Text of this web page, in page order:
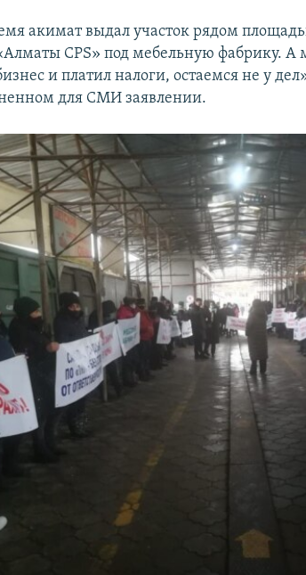
акимат выдал участок рядом
CPS» под мебельную фабрику. А
и платил налоги, остаемся не у
для СМИ заявлении.